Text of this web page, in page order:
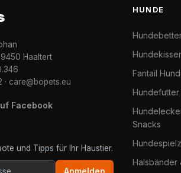
Haaltert
· care@bopets.eu
Facebook
und Tipps für Ihr Haustier.
HUNDE
Fantail
Hundefutter
Snacks
Halsbänder